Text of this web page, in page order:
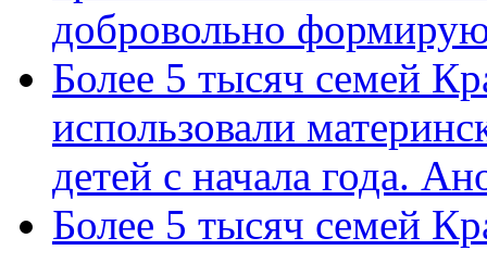
добровольно
Более 5 тысяч семей
использовали
детей с начала года.
Более 5 тысяч семей